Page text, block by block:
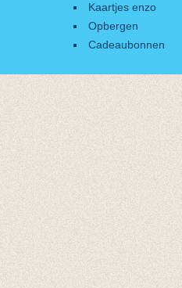
Kaartjes enzo
Opbergen
Cadeaubonnen